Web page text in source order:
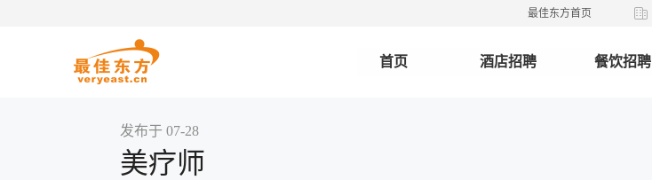
最佳东方首页
首页 酒店招聘 餐饮招聘
发布于 07-28
美疗师